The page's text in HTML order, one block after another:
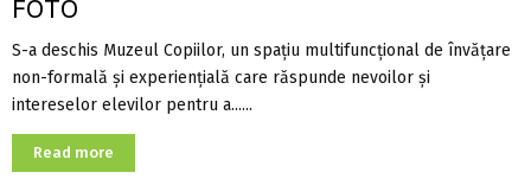
FOTO
S-a deschis Muzeul Copiilor, un spațiu multifuncțional de învățare
non-formală și experiențială care răspunde nevoilor și
intereselor elevilor pentru a......
Read more